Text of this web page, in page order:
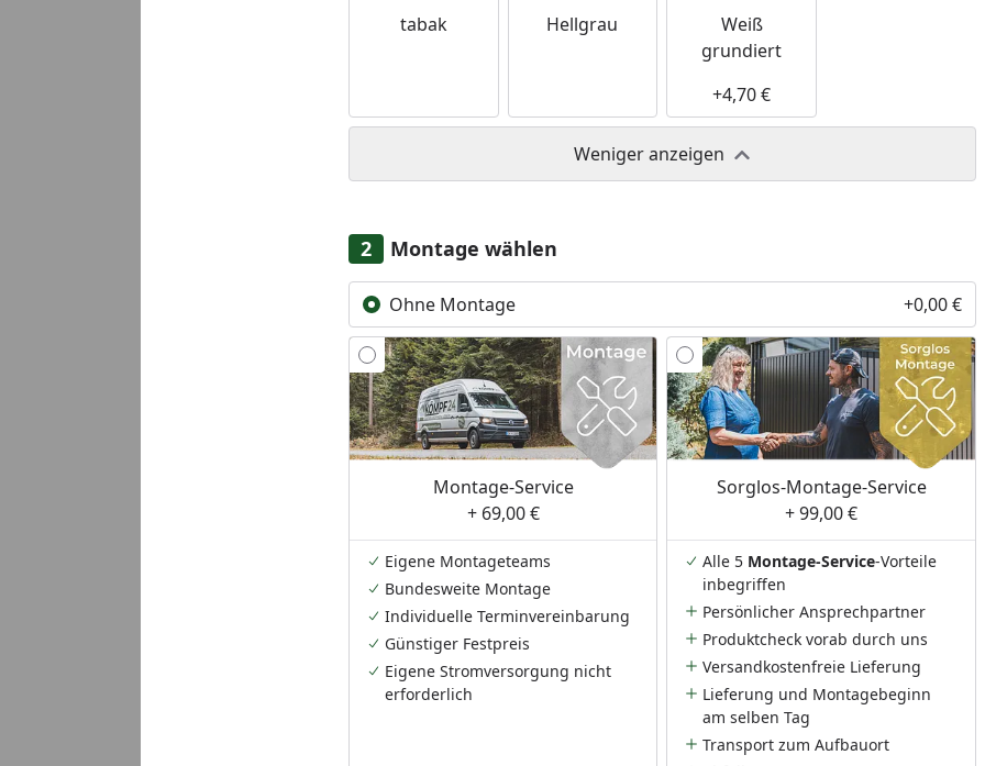
tabak Hellgrau
Weiß
grundiert
+4,70 €
Weniger anzeigen
Montage wählen
Ohne Montage +0,00 €
Montage-Service
+ 69,00 €
Eigene Montageteams
Bundesweite Montage
Individuelle Terminvereinbarung
Günstiger Festpreis
Eigene Stromversorgung nicht
erforderlich
Sorglos-Montage-Service
+ 99,00 €
Alle 5 Montage-Service-Vorteile
inbegriffen
Persönlicher Ansprechpartner
Produktcheck vorab durch uns
Versandkostenfreie Lieferung
Lieferung und Montagebeginn
am selben Tag
Transport zum Aufbauort